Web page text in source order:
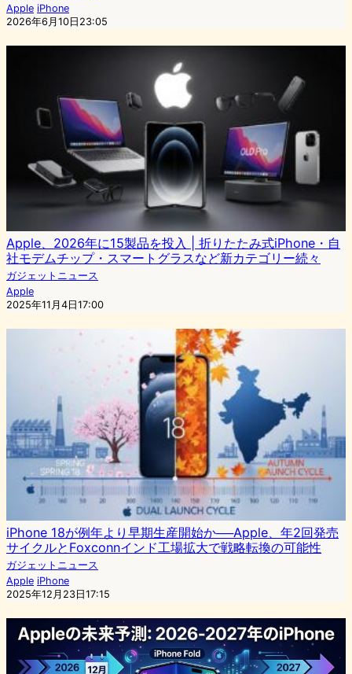
Apple iPhone
2026年6月10日23:05
Apple、2026年に15製品を投入 | 折りたたみ式iPhone・自
社モデムチップ・スマートグラスなど新カテゴリー続々
ガジェットニュース
Apple
2025年11月4日17:00
iPhone 18が例年より早期生産開始か──Apple、年2回発売
サイクルとFoxconnインド工場拡大で戦略転換の可能性
ガジェットニュース
Apple iPhone
2025年12月23日17:15